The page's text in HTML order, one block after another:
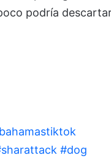
podría
#dog